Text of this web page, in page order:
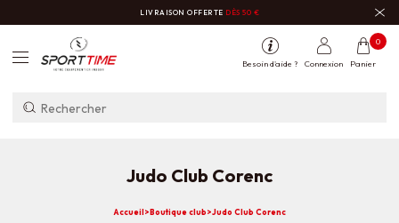
LIVRAISON OFFERTE DÈS 50 €
Besoin d'aide ? Connexion Panier
0
Judo Club Corenc
Accueil>Boutique club>Judo Club Corenc